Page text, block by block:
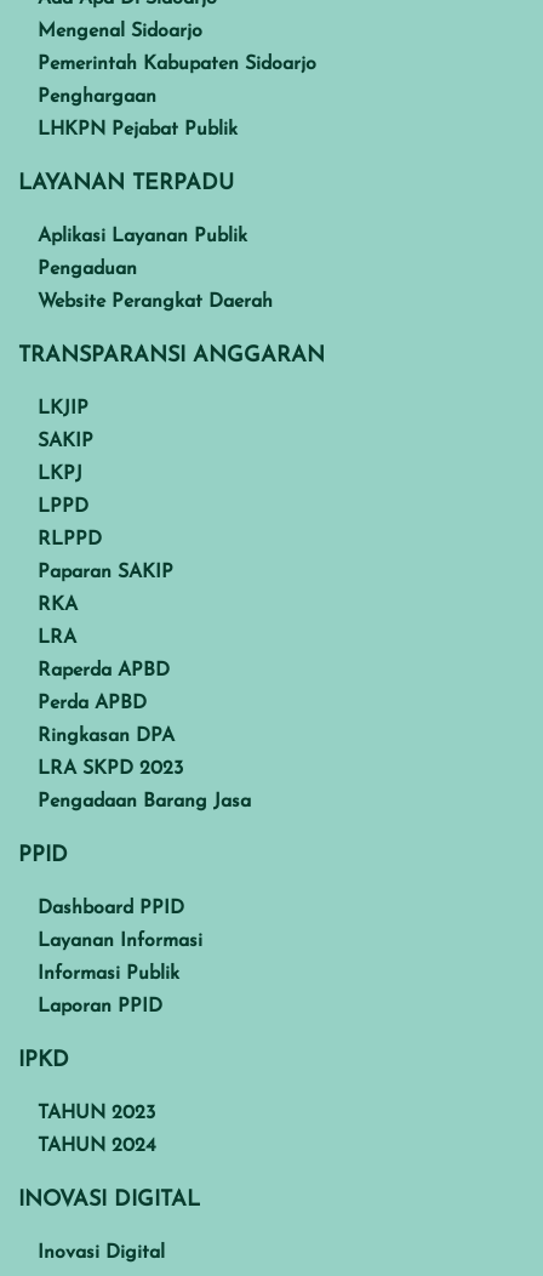
Mengenal Sidoarjo
Pemerintah Kabupaten Sidoarjo
Penghargaan
LHKPN Pejabat Publik
LAYANAN TERPADU
Aplikasi Layanan Publik
Pengaduan
Website Perangkat Daerah
TRANSPARANSI ANGGARAN
LKJIP
SAKIP
LKPJ
LPPD
RLPPD
Paparan SAKIP
RKA
LRA
Raperda APBD
Perda APBD
Ringkasan DPA
LRA SKPD 2023
Pengadaan Barang Jasa
PPID
Dashboard PPID
Layanan Informasi
Informasi Publik
Laporan PPID
IPKD
TAHUN 2023
TAHUN 2024
INOVASI DIGITAL
Inovasi Digital